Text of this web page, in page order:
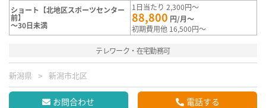
ショート【北地区スポーツセンター
前】
～30日未満
1日当たり 2,300円～
88,800 円/月～
初期費用他 16,500円～
テレワーク・在宅勤務可
新潟県 新潟市北区
お問合わせ 電話する